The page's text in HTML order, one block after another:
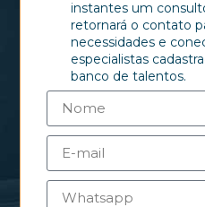
instantes um
retornará o contato
necessidades e
especialistas
banco de talentos.